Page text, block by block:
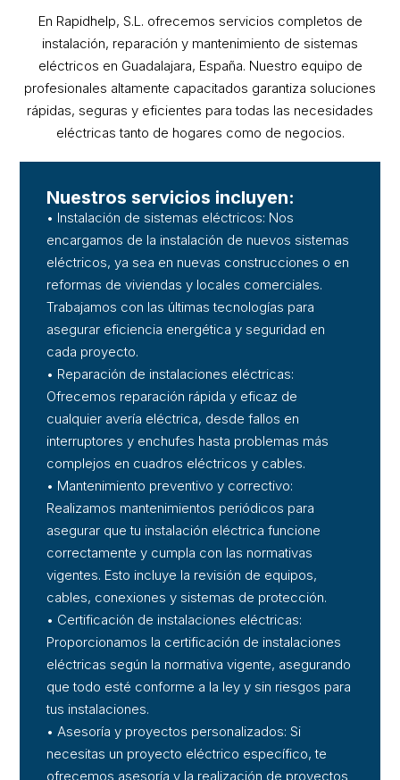
En Rapidhelp, S.L. ofrecemos servicios completos de
instalación, reparación y mantenimiento de sistemas
eléctricos en Guadalajara, España. Nuestro equipo de
profesionales altamente capacitados garantiza soluciones
rápidas, seguras y eficientes para todas las necesidades
eléctricas tanto de hogares como de negocios.
Nuestros servicios incluyen:
• Instalación de sistemas eléctricos: Nos
encargamos de la instalación de nuevos sistemas
eléctricos, ya sea en nuevas construcciones o en
reformas de viviendas y locales comerciales.
Trabajamos con las últimas tecnologías para
asegurar eficiencia energética y seguridad en
cada proyecto.
• Reparación de instalaciones eléctricas:
Ofrecemos reparación rápida y eficaz de
cualquier avería eléctrica, desde fallos en
interruptores y enchufes hasta problemas más
complejos en cuadros eléctricos y cables.
• Mantenimiento preventivo y correctivo:
Realizamos mantenimientos periódicos para
asegurar que tu instalación eléctrica funcione
correctamente y cumpla con las normativas
vigentes. Esto incluye la revisión de equipos,
cables, conexiones y sistemas de protección.
• Certificación de instalaciones eléctricas:
Proporcionamos la certificación de instalaciones
eléctricas según la normativa vigente, asegurando
que todo esté conforme a la ley y sin riesgos para
tus instalaciones.
• Asesoría y proyectos personalizados: Si
necesitas un proyecto eléctrico específico, te
ofrecemos asesoría y la realización de proyectos